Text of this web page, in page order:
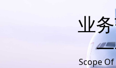
业
Scope